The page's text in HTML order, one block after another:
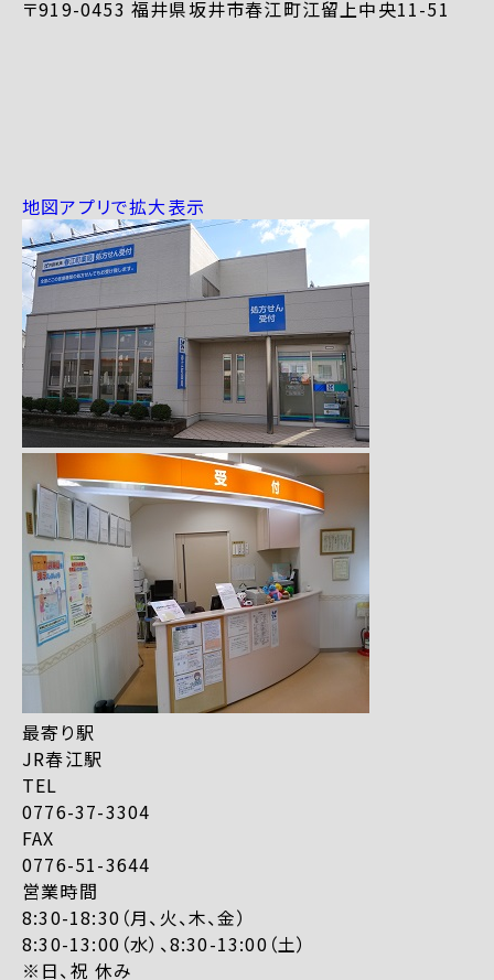
〒919-0453 福井県坂井市春江町江留上中央11-51
地図アプリで拡大表示
最寄り駅
JR春江駅
TEL
0776-37-3304
FAX
0776-51-3644
営業時間
8:30-18:30（月、火、木、金）
8:30-13:00（水）、8:30-13:00（土）
※日、祝 休み